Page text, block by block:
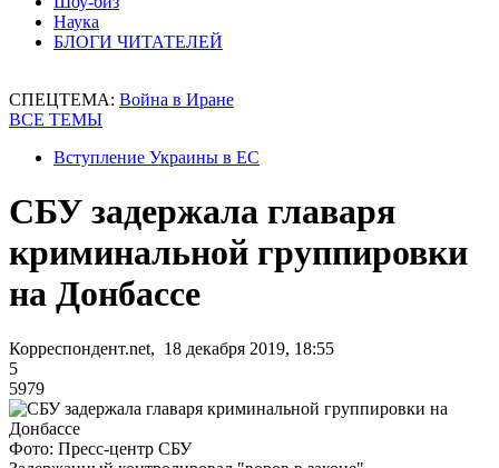
Наука
БЛОГИ ЧИТАТЕЛЕЙ
СПЕЦТЕМА: Война в Иране
ВСЕ ТЕМЫ
Вступление Украины в ЕС
СБУ задержала главаря
криминальной группировки
на Донбассе
Корреспондент.net, 18 декабря 2019, 18:55
5
5979
Фото: Пресс-центр СБУ